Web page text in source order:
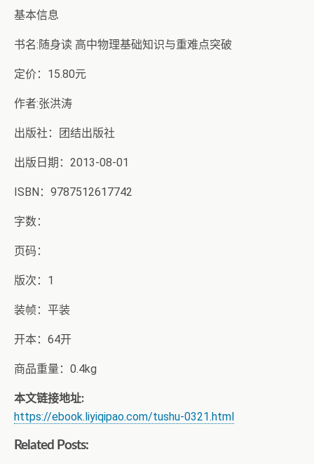
基本信息
书名:随身读 高中物理基础知识与重难点突破
定价：15.80元
作者:张洪涛
出版社：团结出版社
出版日期：2013-08-01
ISBN：9787512617742
字数：
页码：
版次：1
装帧：平装
开本：64开
商品重量：0.4kg
本文链接地址:
https://ebook.liyiqipao.com/tushu-0321.html
Related Posts: